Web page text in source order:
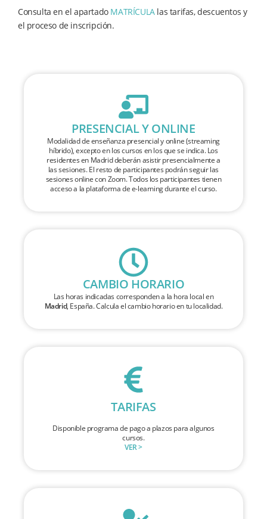
Consulta en el apartado MATRÍCULAlas tarifas, descuentos y
el proceso de inscripción.
PRESENCIAL Y ONLINE
Modalidad de enseñanza presencial y online (streaming
híbrido), excepto en los cursos en los que se indica. Los
residentes en Madrid deberán asistir presencialmente a
las sesiones. El resto de participantes podrán seguir las
sesiones online con Zoom. Todos los participantes tienen
acceso a la plataforma de e-learning durante el curso.
CAMBIO HORARIO
Las horas indicadas corresponden a la hora local en
Madrid, España. Calcula el cambio horario en tu localidad.
TARIFAS
Disponible programa de pago a plazos para algunos
cursos.
VER >